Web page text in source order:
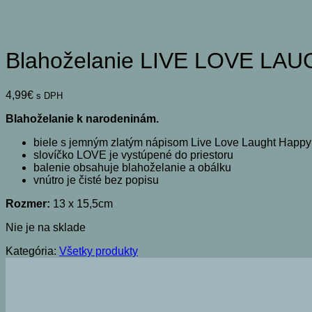
Blahoželanie LIVE LOVE
4,99€ s DPH
Blahoželanie k narodeninám.
biele s jemným zlatým nápisom Live Love Laught
slovíčko LOVE je vystúpené do priestoru
balenie obsahuje blahoželanie a obálku
vnútro je čisté bez popisu
Rozmer: 13 x 15,5cm
Nie je na sklade
Kategória: Všetky produkty